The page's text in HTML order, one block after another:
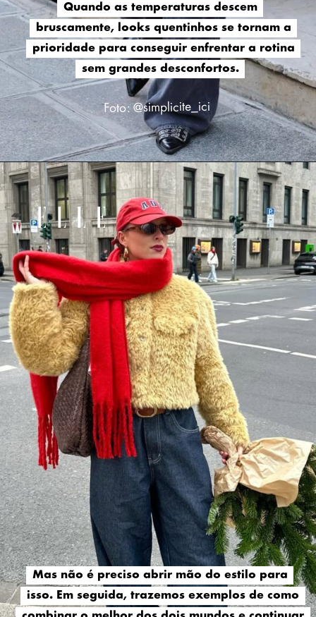
Quando as temperaturas descem
bruscamente, looks quentinhos se tornam a
prioridade para conseguir enfrentar a rotina
sem grandes desconfortos.
Quando as temperaturas descem
bruscamente, looks quentinhos se tornam a
prioridade para conseguir enfrentar a rotina
sem grandes desconfortos.
Foto: @simplicite_ici
Mas não é preciso abrir mão do estilo para
isso. Em seguida, trazemos exemplos de como
Mas não é preciso abrir mão do estilo para
isso. Em seguida, trazemos exemplos de como